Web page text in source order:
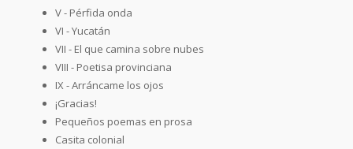
V - Pérfida onda
VI - Yucatán
VII - El que camina sobre nubes
VIII - Poetisa provinciana
IX - Arráncame los ojos
¡Gracias!
Pequeños poemas en prosa
Casita colonial